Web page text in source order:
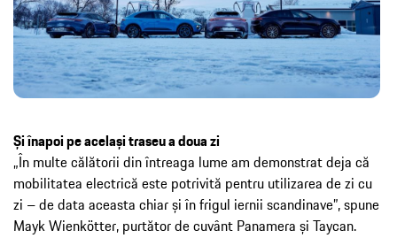
Și înapoi pe același traseu a doua zi
„În multe călătorii din întreaga lume am demonstrat deja că
mobilitatea electrică este potrivită pentru utilizarea de zi cu
zi – de data aceasta chiar și în frigul iernii scandinave”, spune
Mayk Wienkötter, purtător de cuvânt Panamera și Taycan.